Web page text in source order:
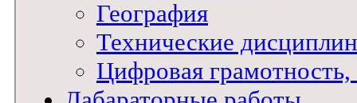
География
Технические
Цифровая